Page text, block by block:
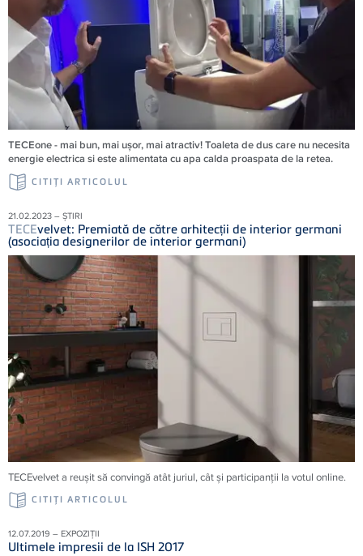
TECEone - mai bun, mai ușor, mai atractiv! Toaleta de dus care nu necesita
energie electrica si este alimentata cu apa calda proaspata de la retea.
CITIŢI ARTICOLUL
21.02.2023 – ȘTIRI
TECEvelvet: Premiată de către arhitecții de interior germani
(asociația designerilor de interior germani)
TECEvelvet a reușit să convingă atât juriul, cât și participanții la votul online.
CITIŢI ARTICOLUL
12.07.2019 – EXPOZIȚII
Ultimele impresii de la ISH 2017